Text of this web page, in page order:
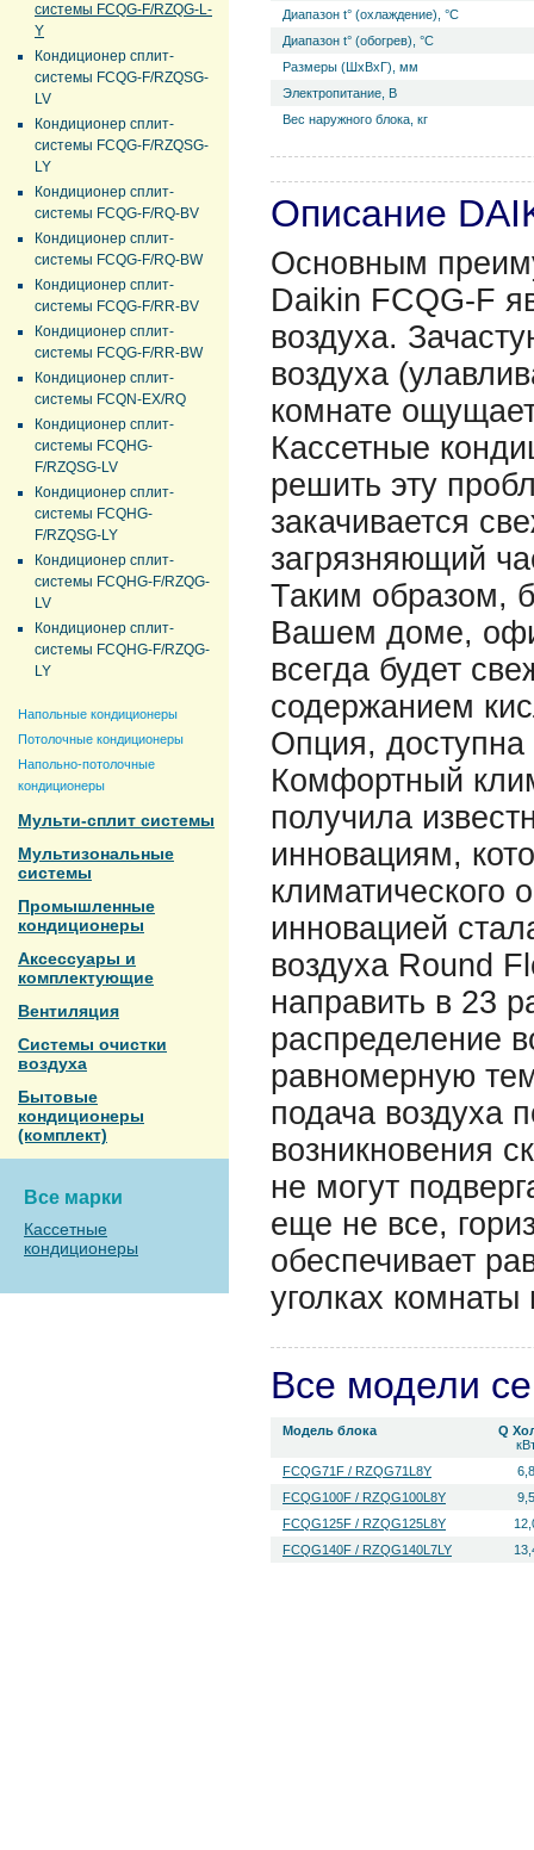
системы FCQG-F/RZQG-L-
Y
Кондиционер сплит-
системы FCQG-F/RZQSG-
LV
Кондиционер сплит-
системы FCQG-F/RZQSG-
LY
Кондиционер сплит-
системы FCQG-F/RQ-BV
Кондиционер сплит-
системы FCQG-F/RQ-BW
Кондиционер сплит-
системы FCQG-F/RR-BV
Кондиционер сплит-
системы FCQG-F/RR-BW
Кондиционер сплит-
системы FCQN-EX/RQ
Кондиционер сплит-
системы FCQHG-
F/RZQSG-LV
Кондиционер сплит-
системы FCQHG-
F/RZQSG-LY
Кондиционер сплит-
системы FCQHG-F/RZQG-
LV
Кондиционер сплит-
системы FCQHG-F/RZQG-
LY
Напольные кондиционеры
Потолочные кондиционеры
Напольно-потолочные
кондиционеры
Мульти-сплит системы
Мультизональные
системы
Промышленные
кондиционеры
Аксессуары и
комплектующие
Вентиляция
Системы очистки
воздуха
Бытовые
кондиционеры
(комплект)
Все марки
Кассетные
кондиционеры
Диапазон t° (охлаждение), °С
Диапазон t° (обогрев), °С
Размеры (ШхВхГ), мм
Электропитание, В
Вес наружного блока, кг
Описание
Основным
Daikin FCQG-F
воздуха.
воздуха
комнате
Кассетные
решить эту
закачивается
загрязняющий
Таким образом,
Вашем доме,
всегда будет
содержанием
Опция, доступна
Комфортный
получила
инновациям,
климатического
инновацией
воздуха Round
направить в 23
распределение
равномерную
подача воздуха
возникновения
не могут
еще не все,
обеспечивает
уголках комнаты
Все модели
Модель блока
Q
FCQG71F / RZQG71L8Y
FCQG100F / RZQG100L8Y
FCQG125F / RZQG125L8Y
FCQG140F / RZQG140L7LY